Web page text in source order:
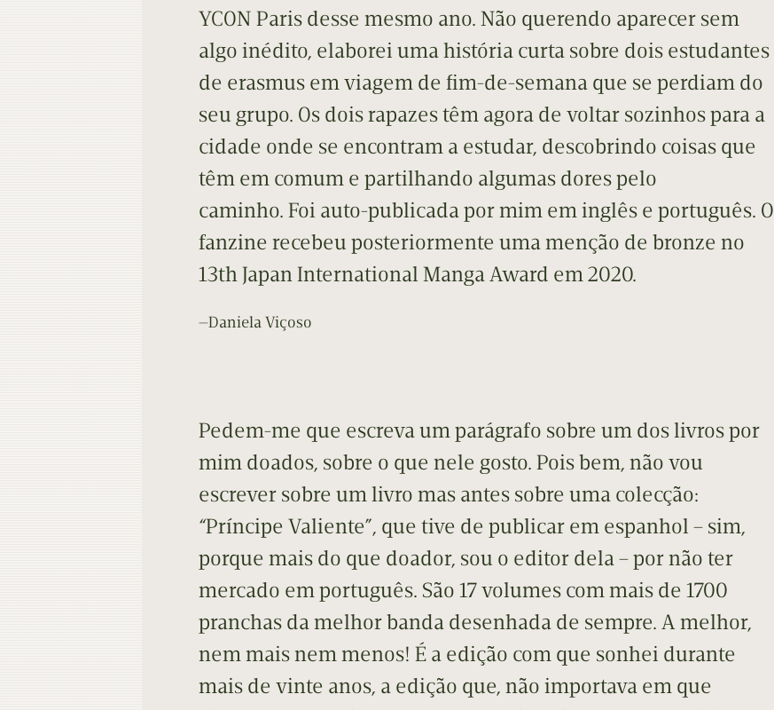
YCON Paris desse mesmo ano. Não querendo aparecer sem
algo inédito, elaborei uma história curta sobre dois estudantes
de erasmus em viagem de fim-de-semana que se perdiam do
seu grupo. Os dois rapazes têm agora de voltar sozinhos para a
cidade onde se encontram a estudar, descobrindo coisas que
têm em comum e partilhando algumas dores pelo
caminho. Foi auto-publicada por mim em inglês e português. O
fanzine recebeu posteriormente uma menção de bronze no
13th Japan International Manga Award em 2020.
—Daniela Viçoso
Pedem-me que escreva um parágrafo sobre um dos livros por
mim doados, sobre o que nele gosto. Pois bem, não vou
escrever sobre um livro mas antes sobre uma colecção:
“Príncipe Valiente”, que tive de publicar em espanhol – sim,
porque mais do que doador, sou o editor dela – por não ter
mercado em português. São 17 volumes com mais de 1700
pranchas da melhor banda desenhada de sempre. A melhor,
nem mais nem menos! É a edição com que sonhei durante
mais de vinte anos, a edição que, não importava em que